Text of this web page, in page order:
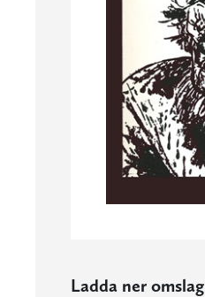
Ladda ner omslag